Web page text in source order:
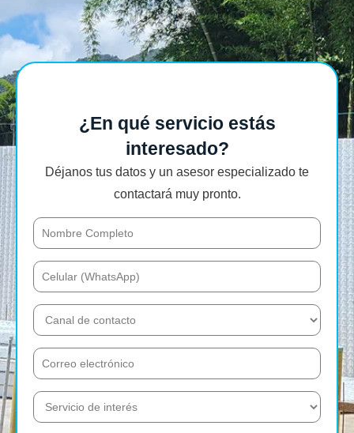
¿En qué servicio estás
interesado?
Déjanos tus datos y un asesor especializado te
contactará muy pronto.